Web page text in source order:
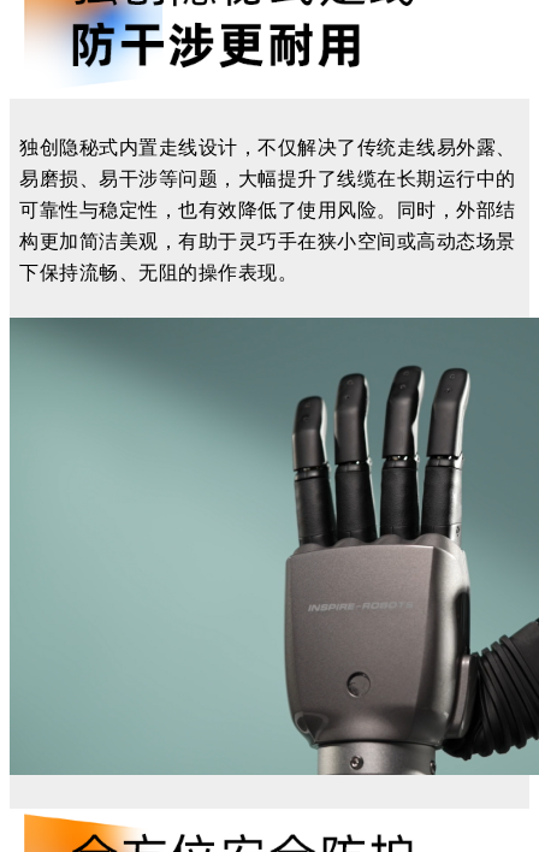
独创隐秘式内置走线设计，不仅解决了传统走线易外露、
易磨损、易干涉等问题，大幅提升了线缆在长期运行中的
可靠性与稳定性，也有效降低了使用风险。同时，外部结
构更加简洁美观，有助于灵巧手在狭小空间或高动态场景
下保持流畅、无阻的操作表现。